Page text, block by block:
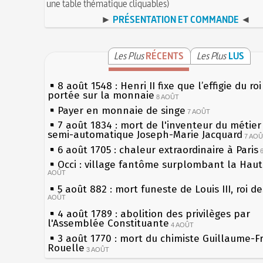
une table thématique cliquables)
► PRÉSENTATION ET COMMANDE ◄
Les PlusRÉCENTS Les Plus LUS
8 août 1548 : Henri II fixe que l’effigie du
portée sur la monnaie 8 AOÛT
Payer en monnaie de singe 7 AOÛT
7 août 1834 : mort de l'inventeur du
semi-automatique Joseph-Marie Jacquard 7
6 août 1705 : chaleur extraordinaire à Paris
Occi : village fantôme surplombant la
AOÛT
5 août 882 : mort funeste de Louis III, roi
AOÛT
4 août 1789 : abolition des privilèges par
l'Assemblée Constituante 4 AOÛT
3 août 1770 : mort du chimiste Guillaume-
Rouelle 3 AOÛT